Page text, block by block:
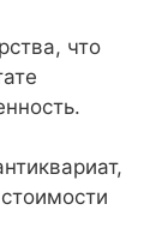
что